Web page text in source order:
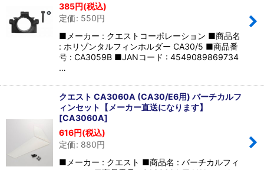
385円(税込)
定価: 550円
■メーカー : クエストコーポレーション ■商品名
: ホリゾンタルフィンホルダー CA30/5 ■商品番
号 : CA3059B ■JANコード : 4549089869734
…
クエスト CA3060A (CA30/E6用) バーチカルフ
ィンセット【メーカー直送になります】
[CA3060A]
616円(税込)
定価: 880円
■メーカー : クエスト ■商品名 : バーチカルフィ